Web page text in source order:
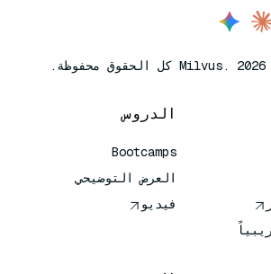
الدروس
Bootcamps
العرض التوضيحي
فيديو